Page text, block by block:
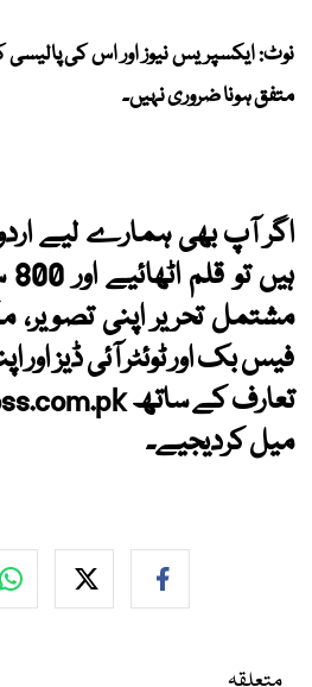
نوٹ: ایکسپریس نیوز اور اس کی
متفق ہونا ضروری نہیں۔
اگر آپ بھی ہمارے لیے
مشتمل تحریر اپنی تصویر،
فیس بک اور ٹوئٹر آئی ڈیز
تعارف کے ساتھ
میل کردیجیے۔